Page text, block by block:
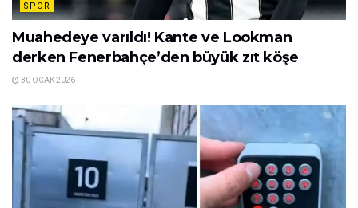
SPOR
Muahedeye varıldı! Kante ve Lookman
derken Fenerbahçe’den büyük zıt köşe
30 OCAK 2026